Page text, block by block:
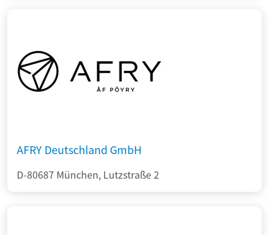
AFRY Deutschland GmbH
D-80687 München, Lutzstraße 2